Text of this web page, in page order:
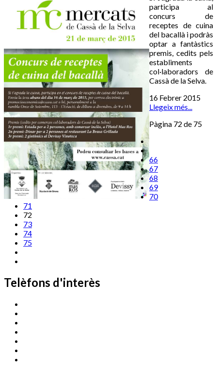
participa al
concurs de
receptes de cuina
del bacallà i podràs
optar a fantàstics
premis, cedits pels
establiments
col·laboradors de
Cassà de la Selva.
16 Febrer 2015
Llegeix més...
Pàgina 72 de 75
66
67
68
69
70
71
72
73
74
75
Telèfons d'interès